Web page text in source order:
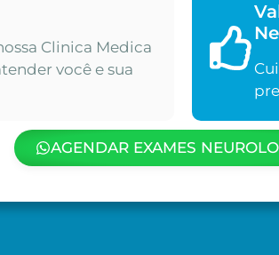
Clinica Medica
você e sua
AGENDAR EXAMES